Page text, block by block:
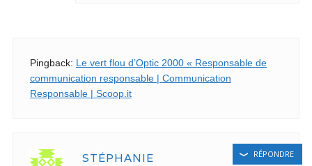
Pingback: Le vert flou d’Optic 2000 « Responsable de
communication responsable | Communication
Responsable | Scoop.it
STÉPHANIE RÉPONDRE